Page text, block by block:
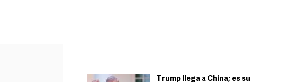
Trump llega a China; es su